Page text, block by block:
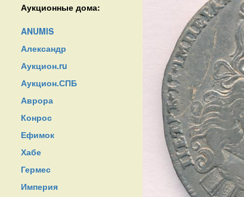
Аукционные дома:
ANUMIS
Александр
Аукцион.ru
Аукцион.СПБ
Аврора
Конрос
Ефимок
Хабе
Гермес
Империя